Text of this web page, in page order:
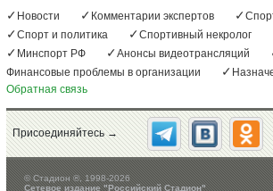
Новости Комментарии экспертов
Спорт и политика
Спортивный некролог
Минспорт РФ
Анонсы видеотрансляций
Финансовые проблемы в организации
Обратная связь
Присоединяйтесь →
©Стадион ®, 1998-2026
Сетевое издание "Российский Стадион"